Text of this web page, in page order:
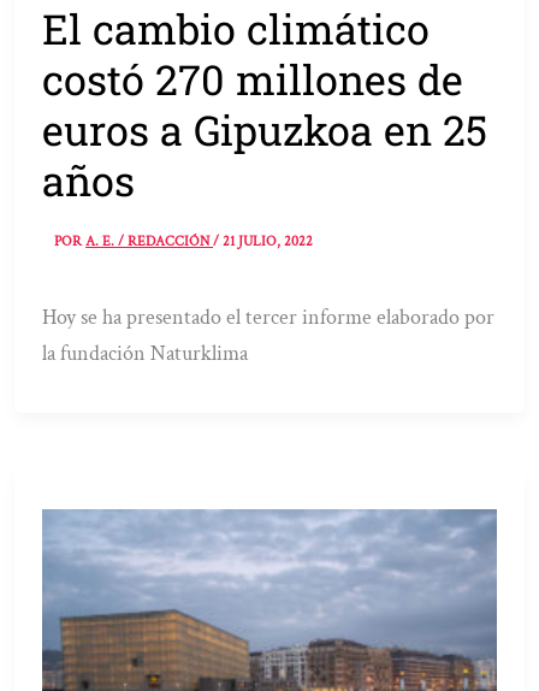
El cambio climático
costó 270 millones de
euros a Gipuzkoa en 25
años
PORA. E. / REDACCIÓN/21 JULIO, 2022
Hoy se ha presentado el tercer informe elaborado por
la fundación Naturklima